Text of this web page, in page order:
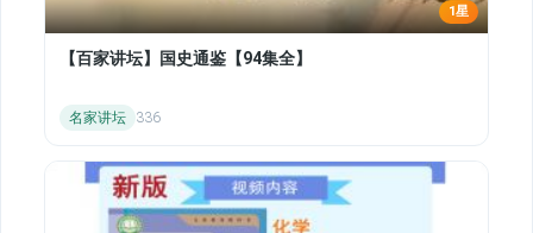
1星
【百家讲坛】国史通鉴【94集全】
名家讲坛 336